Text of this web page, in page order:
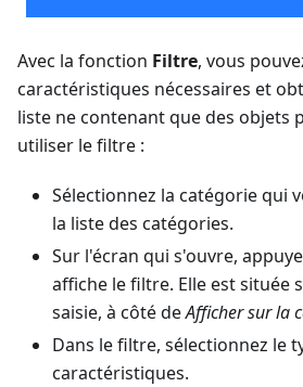
Avec la fonction Filtre, vous
caractéristiques nécessaires et
liste ne contenant que des objets
utiliser le filtre :
Sélectionnez la catégorie qui
la liste des catégories.
Sur l'écran qui s'ouvre,
affiche le filtre. Elle est située
saisie, à côté deAfficher sur la
Dans le filtre, sélectionnez le
caractéristiques.